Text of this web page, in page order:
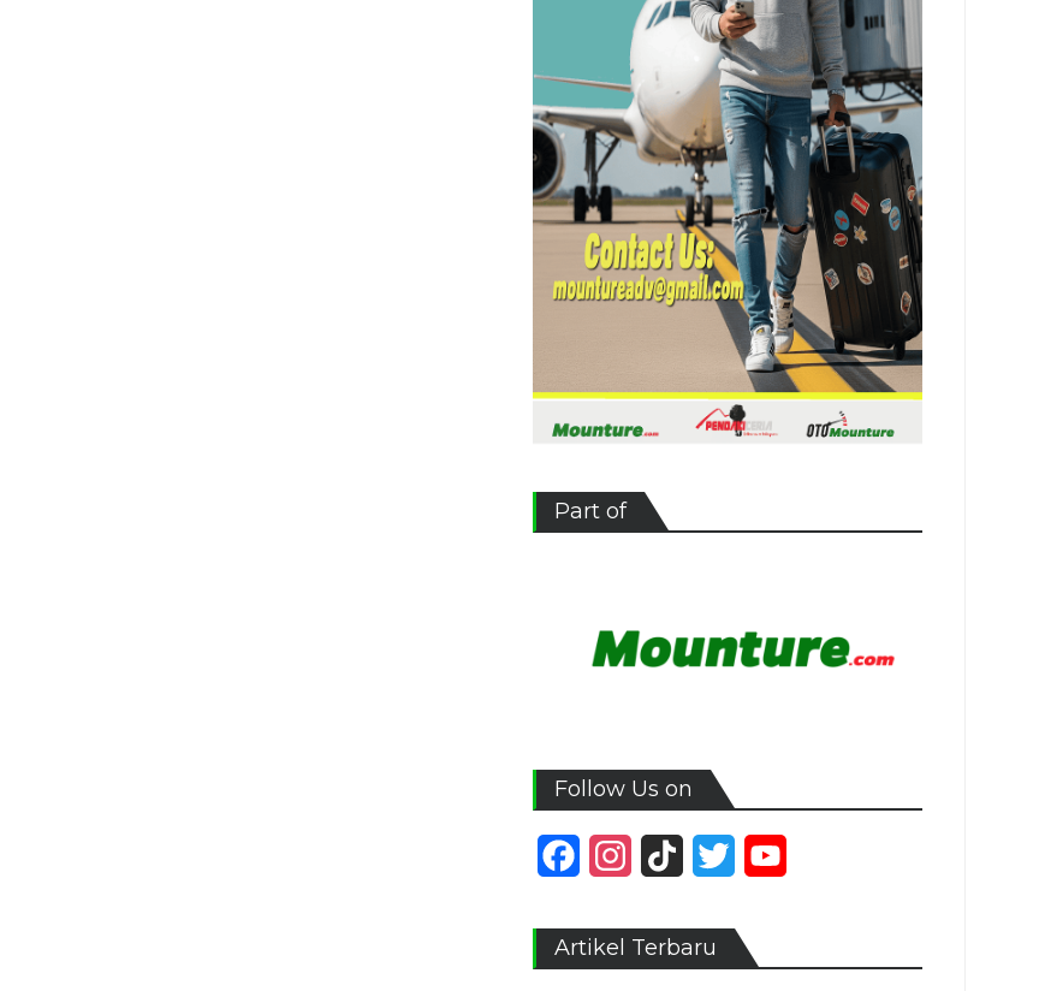
Part of
Follow Us on
FacebookInstagram
TikTok Twitter
Artikel Terbaru